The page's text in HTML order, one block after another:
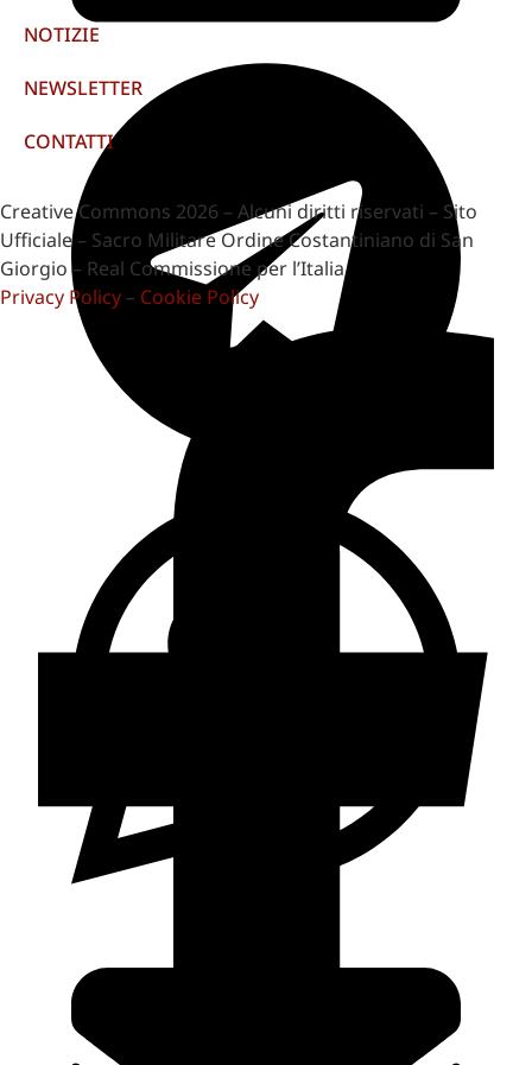
NOTIZIE
NEWSLETTER
CONTATTI
Creative Commons 2026 – Alcuni diritti riservati – Sito
Ufficiale – Sacro Militare Ordine Costantiniano di San
Giorgio – Real Commissione per l’Italia
Privacy Policy – Cookie Policy